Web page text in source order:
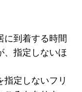
に到着する時間
、指定しないほ
指定しないフリ